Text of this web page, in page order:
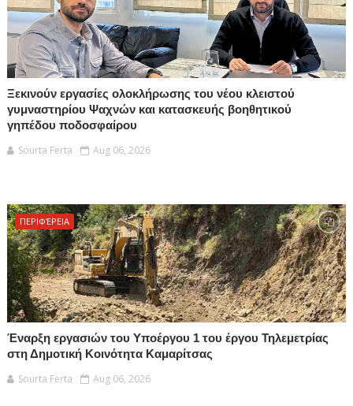
Ξεκινούν εργασίες ολοκλήρωσης του νέου κλειστού
γυμναστηρίου Ψαχνών και κατασκευής βοηθητικού
γηπέδου ποδοσφαίρου
Sourta Ferta
Aug 06, 2026
ΠΕΡΙΦΈΡΕΙΑ
Έναρξη εργασιών του Υποέργου 1 του έργου Τηλεμετρίας
στη Δημοτική Κοινότητα Καμαρίτσας
Sourta Ferta
Aug 06, 2026